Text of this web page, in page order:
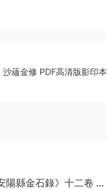
蘊金修 PDF高清版影印本
陽縣金石錄》十二卷 劉